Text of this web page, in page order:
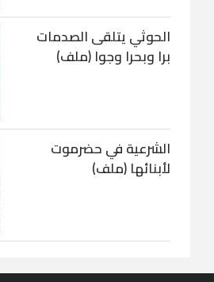
الحوثي يتلقى الصدمات
برا وبحرا وجوا (ملف)
الشرعية في حضرموت
لأبنائها (ملف)